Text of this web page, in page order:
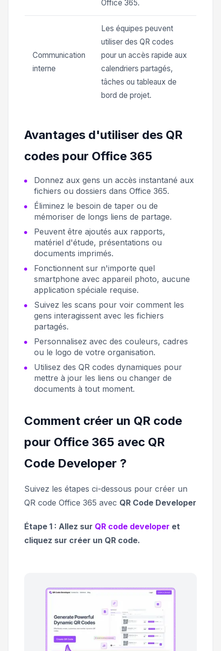
Office 365.
Communication
interne
Les équipes peuvent
utiliser des QR codes
pour un accès rapide aux
calendriers partagés,
tâches ou tableaux de
bord de projet.
Avantages d'utiliser des QR
codes pour Office 365
Donnez aux gens un accès instantané aux
fichiers ou dossiers dans Office 365.
Éliminez le besoin de taper ou de
mémoriser de longs liens de partage.
Peuvent être ajoutés aux rapports,
matériel d'étude, présentations ou
documents imprimés.
Fonctionnent sur n'importe quel
smartphone avec appareil photo, aucune
application spéciale requise.
Suivez les scans pour voir comment les
gens interagissent avec les fichiers
partagés.
Personnalisez avec des couleurs, cadres
ou le logo de votre organisation.
Utilisez des QR codes dynamiques pour
mettre à jour les liens ou changer de
documents à tout moment.
Comment créer un QR code
pour Office 365 avec QR
Code Developer ?
Suivez les étapes ci-dessous pour créer un
QR code Office 365 avec QR Code Developer
Étape 1 : Allez sur QR code developer et
cliquez sur créer un QR code.